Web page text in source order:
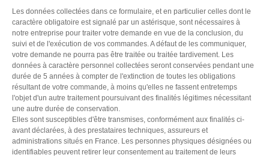
Les données collectées dans ce formulaire, et en particulier celles dont le
caractère obligatoire est signalé par un astérisque, sont nécessaires à
notre entreprise pour traiter votre demande en vue de la conclusion, du
suivi et de l'exécution de vos commandes. A défaut de les communiquer,
votre demande ne pourra pas être traitée ou traitée tardivement. Les
données à caractère personnel collectées seront conservées pendant une
durée de 5 années à compter de l'extinction de toutes les obligations
résultant de votre commande, à moins qu'elles ne fassent entretemps
l'objet d'un autre traitement poursuivant des finalités légitimes nécessitant
une autre durée de conservation.
Elles sont susceptibles d'être transmises, conformément aux finalités ci-
avant déclarées, à des prestataires techniques, assureurs et
administrations situés en France. Les personnes physiques désignées ou
identifiables peuvent retirer leur consentement au traitement de leurs